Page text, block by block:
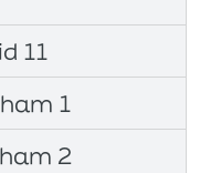
11
1
2